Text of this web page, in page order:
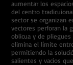
aumentar los
del centro
sector se organizan
vectores perforan la
oblicua y de
elimina el límite
permitiendo la
salientes y vacios